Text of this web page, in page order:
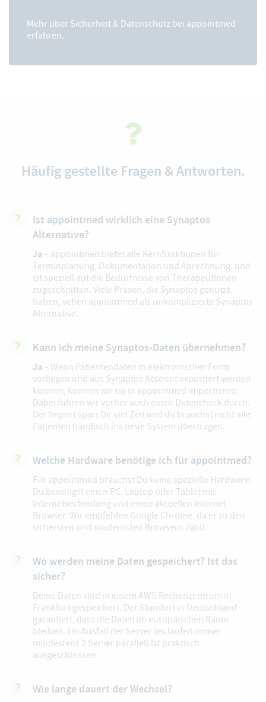
Mehr über Sicherheit & Datenschutz bei appointmed
erfahren.
Häufig gestellte Fragen & Antworten.
Ist appointmed wirklich eine Synaptos
Alternative?
Ja – appointmed bietet alle Kernfunktionen für
Terminplanung, Dokumentation und Abrechnung, und
ist speziell auf die Bedürfnisse von TherapeutInnen
zugeschnitten. Viele Praxen, die Synaptos genutzt
haben, sehen appointmed als unkomplizierte Synaptos
Alternative.
Kann ich meine Synaptos-Daten übernehmen?
Ja – Wenn Patientendaten in elektronischer Form
vorliegen und aus Synaptos Account exportiert werden
können, können wir sie in appointmed importieren.
Dabei führen wir vorher auch einen Datencheck durch.
Der Import spart Dir viel Zeit und du brauchst nicht alle
Patienten händisch ins neue System übertragen.
Welche Hardware benötige ich für appointmed?
Für appointmed brauchst Du keine spezielle Hardware.
Du benötigst einen PC, Laptop oder Tablet mit
Internetverbindung und einen aktuellen Internet
Browser. Wir empfehlen Google Chrome, da er zu den
sichersten und modernsten Browsern zählt.
Wo werden meine Daten gespeichert? Ist das
sicher?
Deine Daten sind in einem AWS Rechenzentrum in
Frankfurt gespeichert. Der Standort in Deutschland
garantiert, dass die Daten im europäischen Raum
bleiben. Ein Ausfall der Server (es laufen immer
mindestens 2 Server parallel) ist praktisch
ausgeschlossen.
Wie lange dauert der Wechsel?